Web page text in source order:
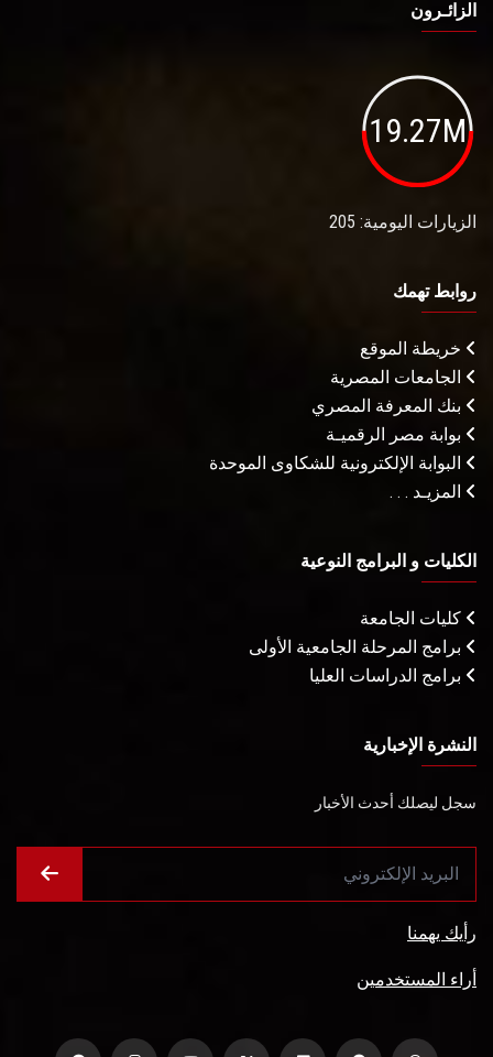
الزائـرون
19.27M
الزيارات اليومية: 205
روابط تهمك
خريطة الموقع
الجامعات المصرية
بنك المعرفة المصري
بوابة مصر الرقميـة
البوابة الإلكترونية للشكاوى الموحدة
المزيـد . . .
الكليات و البرامج النوعية
كليات الجامعة
برامج المرحلة الجامعية الأولى
برامج الدراسات العليا
النشرة الإخبارية
سجل ليصلك أحدث الأخبار
رأيك يهمنا
أراء المستخدمين